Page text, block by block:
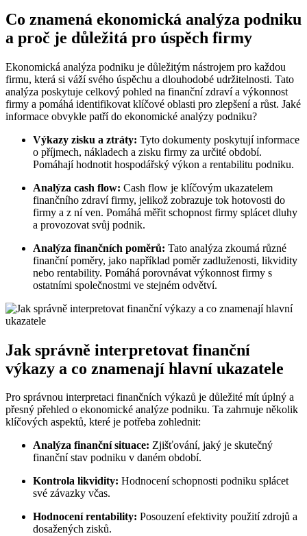
Co znamená ekonomická analýza podniku
a proč je důležitá pro úspěch firmy
Ekonomická analýza podniku je důležitým nástrojem pro každou
firmu, která si váží svého úspěchu a dlouhodobé udržitelnosti. Tato
analýza poskytuje celkový pohled na finanční zdraví a výkonnost
firmy a pomáhá identifikovat klíčové oblasti pro zlepšení a růst. Jaké
informace obvykle patří do ekonomické analýzy podniku?
Výkazy zisku a ztráty: Tyto dokumenty poskytují informace
o příjmech, nákladech a zisku firmy za určité období.
Pomáhají hodnotit hospodářský výkon a rentabilitu podniku.
Analýza cash flow: Cash flow je klíčovým ukazatelem
finančního zdraví firmy, jelikož zobrazuje tok hotovosti do
firmy a z ní ven. Pomáhá měřit schopnost firmy splácet dluhy
a provozovat svůj podnik.
Analýza finančních poměrů: Tato analýza zkoumá různé
finanční poměry, jako například poměr zadluženosti, likvidity
nebo rentability. Pomáhá porovnávat výkonnost firmy s
ostatními společnostmi ve stejném odvětví.
Jak správně interpretovat finanční
výkazy a co znamenají hlavní ukazatele
Pro správnou interpretaci finančních výkazů je důležité mít úplný a
přesný přehled o ekonomické analýze podniku. Ta zahrnuje několik
klíčových aspektů, které je potřeba zohlednit:
Analýza finanční situace: Zjišťování, jaký je skutečný
finanční stav podniku v daném období.
Kontrola likvidity: Hodnocení schopnosti podniku splácet
své závazky včas.
Hodnocení rentability: Posouzení efektivity použití zdrojů a
dosažených zisků.